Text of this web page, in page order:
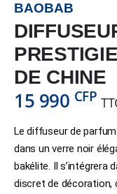
BAOBAB
DE CHINE
15 990 CFP
Le diffuseur de parfum
dans un verre noir
bakélite. Il s’intégrera
discret de